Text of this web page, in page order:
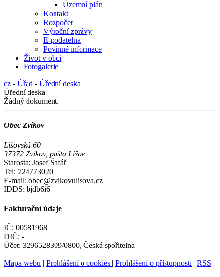
Územní plán
Kontakt
Rozpočet
Výroční zprávy
E-podatelna
Povinné informace
Život v obci
Fotogalerie
cz - Úřad - Úřední deska
Úřední deska
Žádný dokument.
Obec Zvíkov
Lišovská 60
37372 Zvíkov, pošta Lišov
Starosta: Josef Šafář
Tel: 724773020
E-mail: obec@zvikovulisova.cz
IDDS: bjdb6i6
Fakturační údaje
IČ: 00581968
DIČ: -
Účet: 3296528309/0800, Česká spořitelna
Mapa webu | Prohlášení o cookies | Prohlášení o přístupnosti | RSS